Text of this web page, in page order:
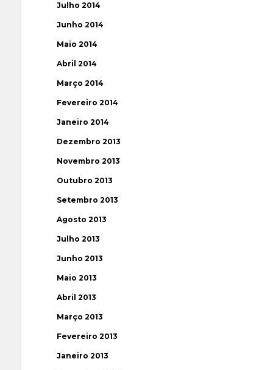
Julho 2014
Junho 2014
Maio 2014
Abril 2014
Março 2014
Fevereiro 2014
Janeiro 2014
Dezembro 2013
Novembro 2013
Outubro 2013
Setembro 2013
Agosto 2013
Julho 2013
Junho 2013
Maio 2013
Abril 2013
Março 2013
Fevereiro 2013
Janeiro 2013